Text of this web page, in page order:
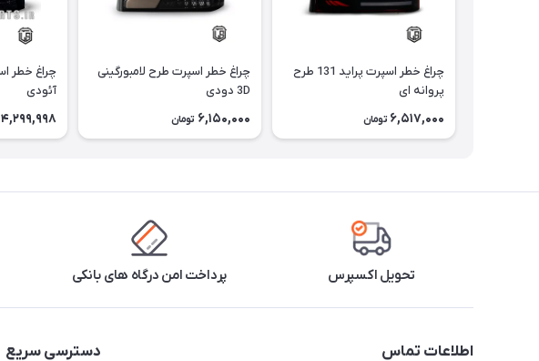
چراغ خطر اسپرت پراید 131 طرح
پروانه ای
6,517,000 تومان
چراغ خطر اسپرت طرح لامبورگینی
3D دودی
6,150,000 تومان
آئودی
4,299,998
تحویل اکسپرس پرداخت امن درگاه های بانکی
اطلاعات تماس دسترسی سریع